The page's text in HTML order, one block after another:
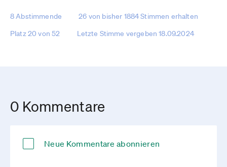
8 Abstimmende
26 von bisher 1884 Stimmen erhalten
Platz 20 von 52
Letzte Stimme vergeben 18.09.2024
0 Kommentare
Neue Kommentare abonnieren